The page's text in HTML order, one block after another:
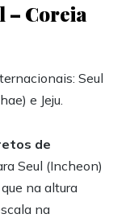
– Coreia
Seul
e Jeju.
de
Seul (Incheon)
na altura
na